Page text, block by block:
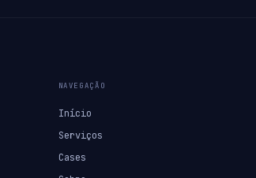
NAVEGAÇÃO
Início
Serviços
Cases